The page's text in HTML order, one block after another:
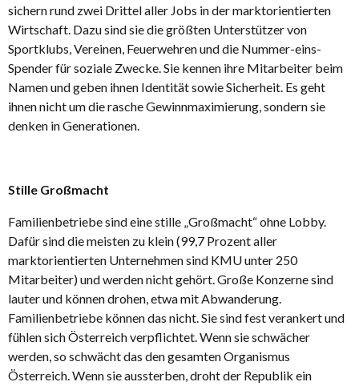
sichern rund zwei Drittel aller Jobs in der marktorientierten
Wirtschaft. Dazu sind sie die größten Unterstützer von
Sportklubs, Vereinen, Feuerwehren und die Nummer-eins-
Spender für soziale Zwecke. Sie kennen ihre Mitarbeiter beim
Namen und geben ihnen Identität sowie Sicherheit. Es geht
ihnen nicht um die rasche Gewinnmaximierung, sondern sie
denken in Generationen.
Stille Großmacht
Familienbetriebe sind eine stille „Großmacht“ ohne Lobby.
Dafür sind die meisten zu klein (99,7 Prozent aller
marktorientierten Unternehmen sind KMU unter 250
Mitarbeiter) und werden nicht gehört. Große Konzerne sind
lauter und können drohen, etwa mit Abwanderung.
Familienbetriebe können das nicht. Sie sind fest verankert und
fühlen sich Österreich verpflichtet. Wenn sie schwächer
werden, so schwächt das den gesamten Organismus
Österreich. Wenn sie aussterben, droht der Republik ein